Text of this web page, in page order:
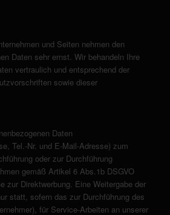
und Seiten nehmen den
Daten sehr ernst. Wir behandeln Ihre
vertraulich und entsprechend der
sowie dieser
Daten
Tel.-Nr. und E-Mail-Adresse) zum
oder zur Durchführung
gemäß Artikel 6 Abs.1b DSGVO
zur Direktwerbung. Eine Weitergabe der
statt, sofern das zur Durchführung des
für Service-Arbeiten an unserer